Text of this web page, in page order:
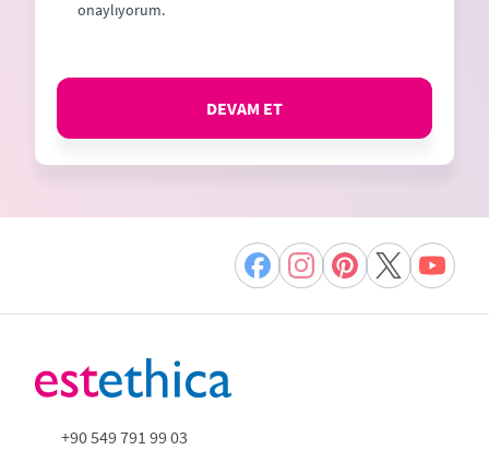
onaylıyorum.
DEVAM ET
+90 549 791 99 03